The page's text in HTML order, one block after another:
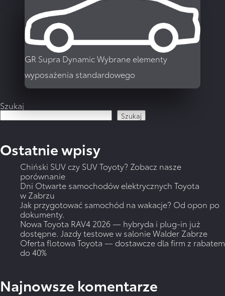
WIĘCEJ
GR Supra DynamicWybrane elementy
wyposażenia standardowego
Szukaj
Szukaj
Ostatnie wpisy
Chiński SUV czy SUV Toyoty? Zobacz nasze
porównanie
Dni Otwarte samochodów elektrycznych Toyota
w Zabrzu
Jak przygotować samochód na wakacje? Od opon po
dokumenty.
Nowa Toyota RAV4 2026 — hybryda i plug-in już
dostępne. Jazdy testowe w salonie Walder Zabrze
Oferta flotowa Toyota — dostawcze dla firm z rabatem
do 40%
Najnowsze komentarze